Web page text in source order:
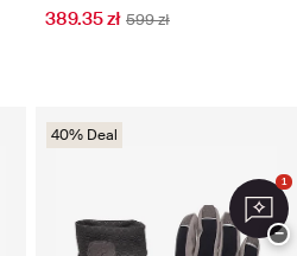
389.35 zł 599 zł
40% Deal
1
−